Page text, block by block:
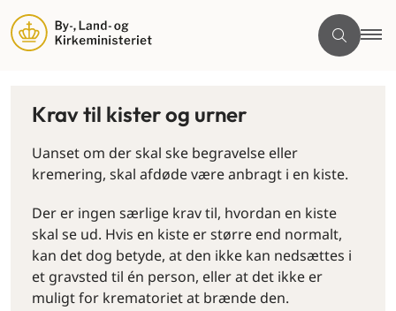
Krav til kister og urner
Uanset om der skal ske begravelse eller
kremering, skal afdøde være anbragt i en kiste.
Der er ingen særlige krav til, hvordan en kiste
skal se ud. Hvis en kiste er større end normalt,
kan det dog betyde, at den ikke kan nedsættes i
et gravsted til én person, eller at det ikke er
muligt for krematoriet at brænde den.